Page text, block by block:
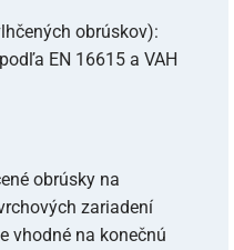
obrúskov):
EN 16615 a VAH
obrúsky na
zariadení
vhodné na konečnú